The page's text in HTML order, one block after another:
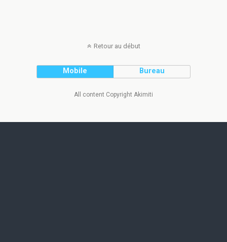
Retour au début
Mobile Bureau
All content Copyright Akimiti